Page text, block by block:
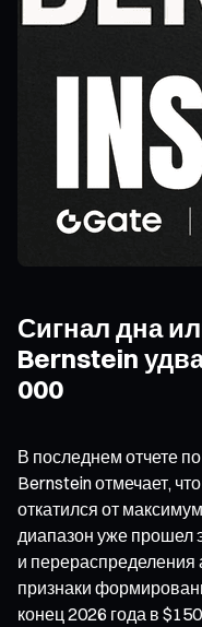
Сигнал дна
Bernstein
000
В последнем отчете
Bernstein отмечает,
откатился от
диапазон уже прошел
и перераспределения
признаки
конец 2026 года в